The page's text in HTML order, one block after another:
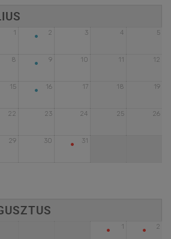
1 2
• 3 4 5
8 9
• 10 11 12
15 16
• 17 18 19
22 23 24 25 26
29 30 31
•
1
• 2
•